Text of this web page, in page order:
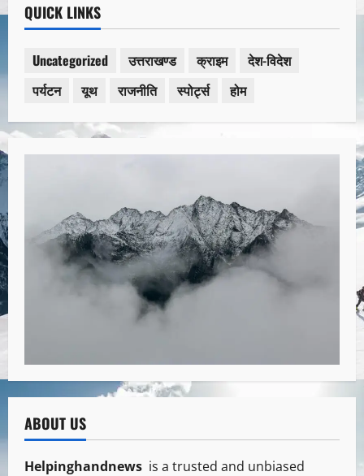
QUICK LINKS
Uncategorized उत्तराखण्ड क्राइम
देश-विदेश
पर्यटन
यूथ राजनीति स्पोर्ट्स होम
ABOUT US
Helpinghandnews is a trusted and unbiased